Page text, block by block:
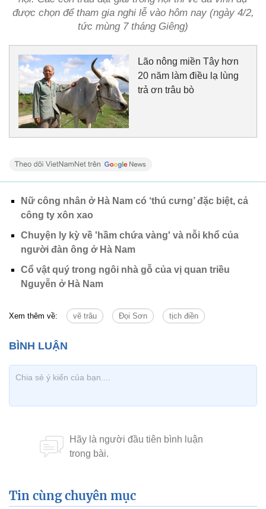
được chọn để tham gia nghi lễ vào hôm nay (ngày 4/2,
tức mùng 7 tháng Giêng)
Lão nông miền Tây hơn
20 năm làm điều lạ lùng
trả ơn trâu bò
Nữ công nhân ở Hà Nam có ‘thú cưng’ đặc biệt, cả
công ty xôn xao
Chuyện ly kỳ về 'hầm chứa vàng' và nỗi khổ của
người đàn ông ở Hà Nam
Cổ vật quý trong ngôi nhà gỗ của vị quan triều
Nguyễn ở Hà Nam
Xem thêm về: vẽ trâu Đọi Sơn tịch điền
Tin cùng chuyên mục